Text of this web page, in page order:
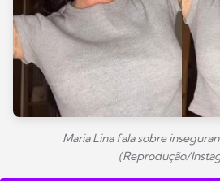
Maria Lina fala sobre
(Reprodução/